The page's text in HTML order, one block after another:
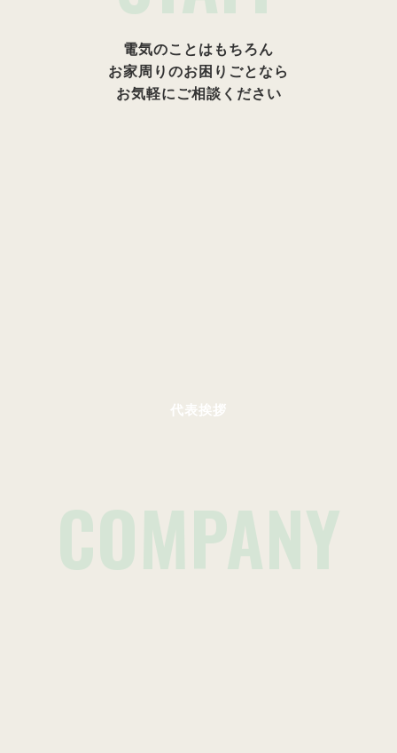
電気のことはもちろん
お家周りのお困りごとなら
お気軽にご相談ください
代表挨拶
COMPANY